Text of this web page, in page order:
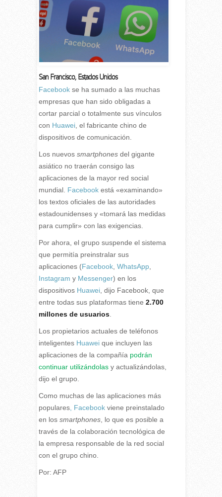
San Francisco, Estados Unidos
Facebookse ha sumado a las muchas
empresas que han sido obligadas a
cortar parcial o totalmente sus vínculos
con Huawei, el fabricante chino de
dispositivos de comunicación.
Los nuevos smartphonesdel gigante
asiático no traerán consigo las
aplicaciones de la mayor red social
mundial. Facebookestá «examinando»
los textos oficiales de las autoridades
estadounidenses y «tomará las medidas
para cumplir» con las exigencias.
Por ahora, el grupo suspende el sistema
que permitía preinstralar sus
aplicaciones (Facebook, WhatsApp,
Instagram y Messenger) en los
dispositivos Huawei, dijo Facebook, que
entre todas sus plataformas tiene 2.700
millones de usuarios.
Los propietarios actuales de teléfonos
inteligentes Huaweique incluyen las
aplicaciones de la compañía podrán
continuar utilizándolasy actualizándolas,
dijo el grupo.
Como muchas de las aplicaciones más
populares, Facebookviene preinstalado
en los smartphones, lo que es posible a
través de la colaboración tecnológica de
la empresa responsable de la red social
con el grupo chino.
Por: AFP